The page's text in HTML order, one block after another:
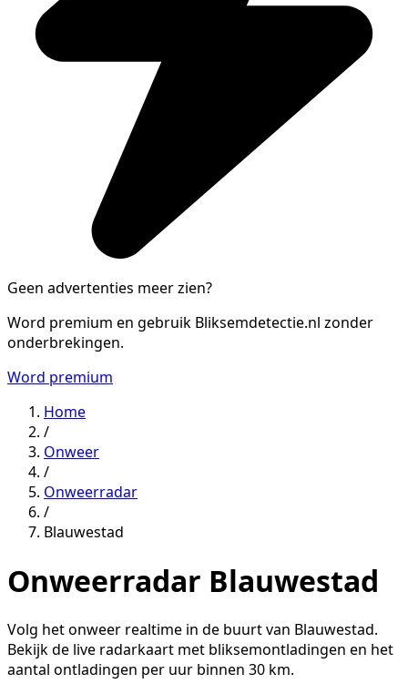
Geen advertenties meer zien?
Word premium en gebruik Bliksemdetectie.nl zonder
onderbrekingen.
Word premium
Home
/
Onweer
/
Onweerradar
/
Blauwestad
Onweerradar Blauwestad
Volg het onweer realtime in de buurt van Blauwestad.
Bekijk de live radarkaart met bliksemontladingen en het
aantal ontladingen per uur binnen 30 km.